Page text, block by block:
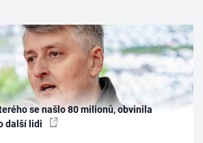
se našlo 80 milionů, obvinila
další lidi